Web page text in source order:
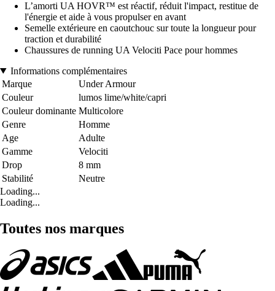
L’amorti UA HOVR™ est réactif, réduit l'impact, restitue de
l'énergie et aide à vous propulser en avant
Semelle extérieure en caoutchouc sur toute la longueur pour
traction et durabilité
Chaussures de running UA Velociti Pace pour hommes
Informations complémentaires
Marque
Under Armour
Couleur
lumos lime/white/capri
Couleur dominante Multicolore
Genre
Homme
Age
Adulte
Gamme
Velociti
Drop
8 mm
Stabilité
Neutre
Loading...
Loading...
Toutes nos marques